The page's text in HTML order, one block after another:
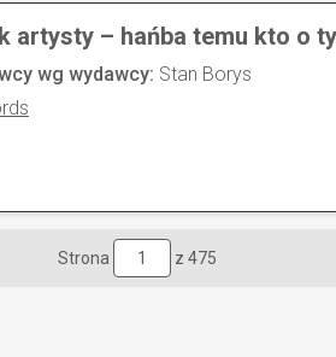
artysty – hańba temu kto o
wg wydawcy: Stan Borys
Strona z 475